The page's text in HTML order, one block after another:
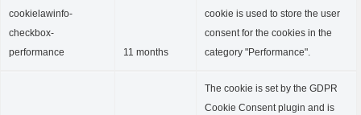
cookielawinfo-
checkbox-
performance
11 months
cookie is used to store the user
consent for the cookies in the
category "Performance".
The cookie is set by the GDPR
Cookie Consent plugin and is